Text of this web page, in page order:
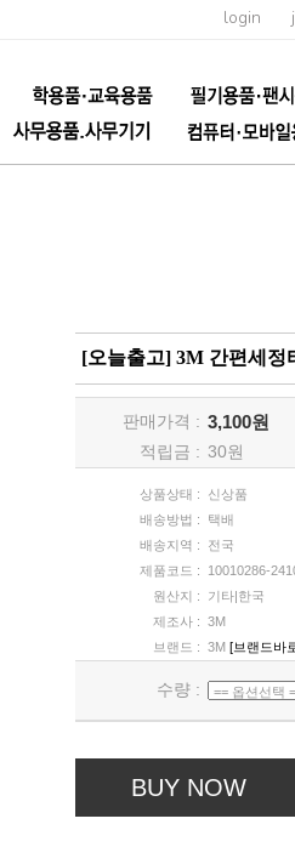
login
[오늘출고] 3M 간편세정
판매가격 : 3,100원
적립금 : 30원
상품상태 :
신상품
배송방법 :
택배
배송지역 :
전국
제품코드 :
10010286-
원산지 :
기타|한국
제조사 : 3M
브랜드 : 3M [브랜드바
수량 :
BUY NOW